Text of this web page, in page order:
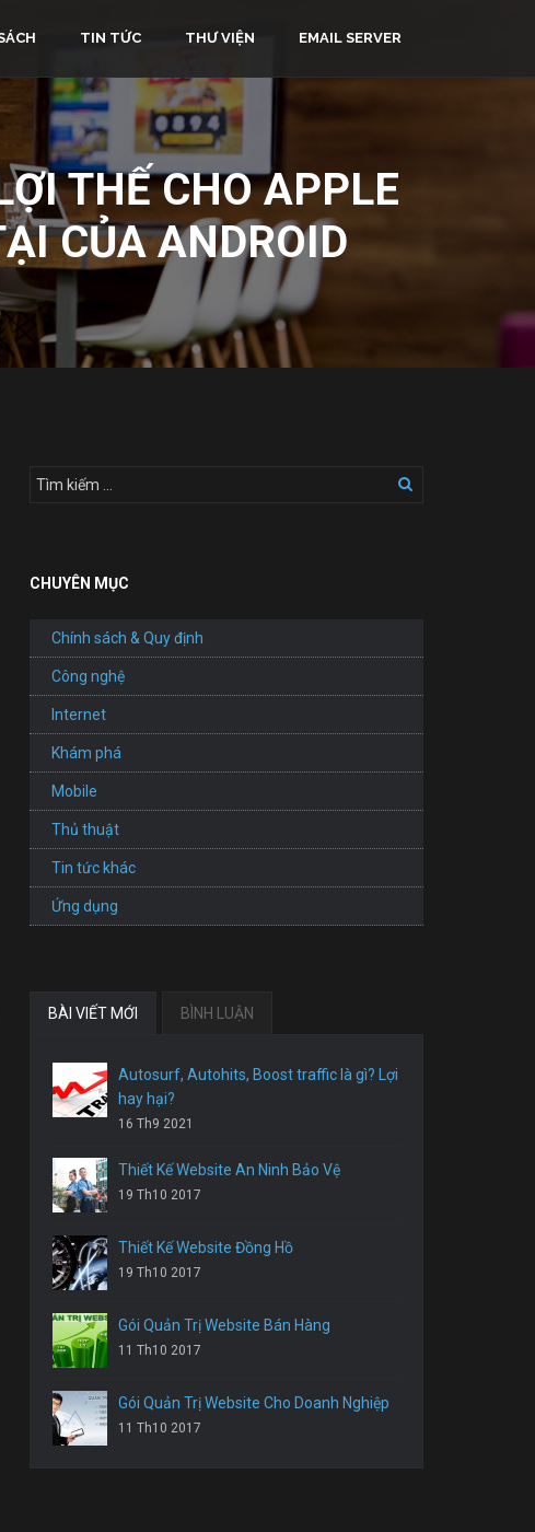
TIN TỨC THƯ VIỆN EMAIL SERVER
THẾ CHO APPLE
CỦA ANDROID
CHUYÊN MỤC
Chính sách & Quy định
Công nghệ
Internet
Khám phá
Mobile
Thủ thuật
Tin tức khác
Ứng dụng
BÀI VIẾT MỚI BÌNH LUẬN
Autosurf, Autohits, Boost traffic là gì? Lợi
hay hại?
16 Th9 2021
Thiết Kế Website An Ninh Bảo Vệ
19 Th10 2017
Thiết Kế Website Đồng Hồ
19 Th10 2017
Gói Quản Trị Website Bán Hàng
11 Th10 2017
Gói Quản Trị Website Cho Doanh Nghiệp
11 Th10 2017